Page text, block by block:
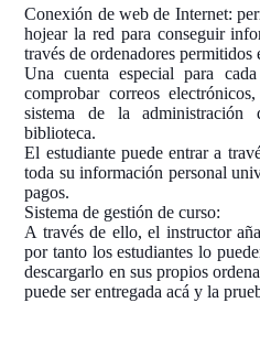
Conexión de web de Internet:
hojear la red para conseguir
través de ordenadores
Una cuenta especial para
comprobar correos
sistema de la
biblioteca.
El estudiante puede entrar a
toda su información personal
pagos.
Sistema de gestión de curso:
A través de ello, el instructor
por tanto los estudiantes lo
descargarlo en sus propios
puede ser entregada acá y la